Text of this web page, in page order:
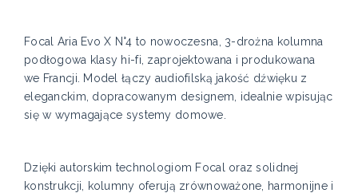
Focal Aria Evo X N°4 to nowoczesna, 3-drożna kolumna
podłogowa klasy hi-fi, zaprojektowana i produkowana
we Francji. Model łączy audiofilską jakość dźwięku z
eleganckim, dopracowanym designem, idealnie wpisując
się w wymagające systemy domowe.
Dzięki autorskim technologiom Focal oraz solidnej
konstrukcji, kolumny oferują zrównoważone, harmonijne i